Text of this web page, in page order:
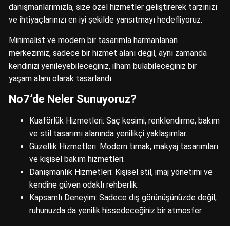
danışmanlarımızla, size özel hizmetler geliştirerek tarzınızı
ve ihtiyaçlarınızı en iyi şekilde yansıtmayı hedefliyoruz.
Minimalist ve modern bir tasarımla harmanlanan
merkezimiz, sadece bir hizmet alanı değil, aynı zamanda
kendinizi yenileyebileceğiniz, ilham bulabileceğiniz bir
yaşam alanı olarak tasarlandı.
No7’de Neler Sunuyoruz?
Kuaförlük Hizmetleri: Saç kesimi, renklendirme, bakım
ve stil tasarımı alanında yenilikçi yaklaşımlar.
Güzellik Hizmetleri: Modern tırnak, makyaj tasarımları
ve kişisel bakım hizmetleri.
Danışmanlık Hizmetleri: Kişisel stil, imaj yönetimi ve
kendine güven odaklı rehberlik.
Kapsamlı Deneyim: Sadece dış görünüşünüzde değil,
ruhunuzda da yenilik hissedeceğiniz bir atmosfer.